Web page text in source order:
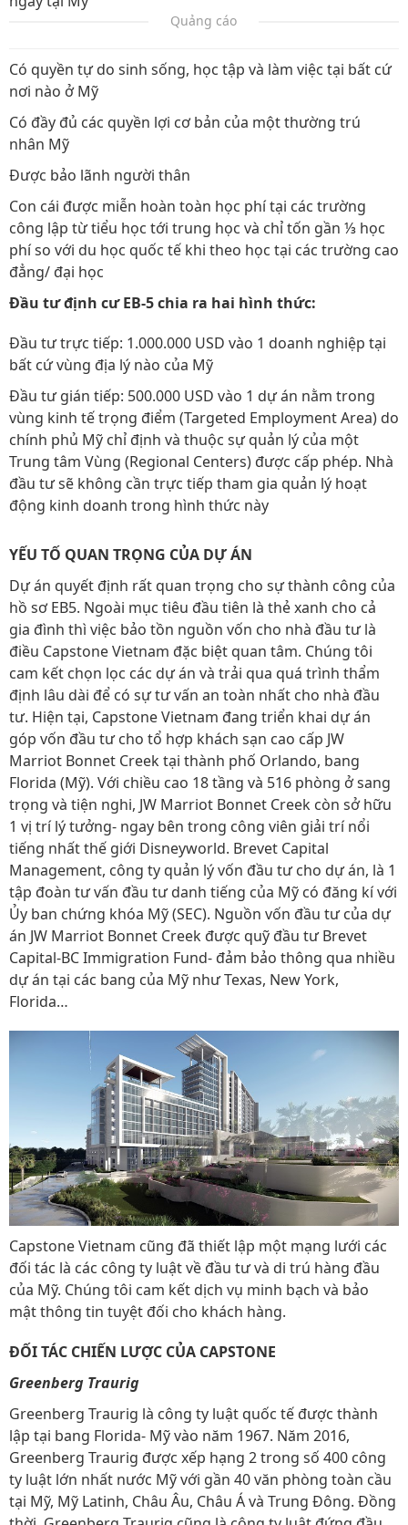
Quảng cáo
Có quyền tự do sinh sống, học tập và làm việc tại bất cứ
nơi nào ở Mỹ
Có đầy đủ các quyền lợi cơ bản của một thường trú
nhân Mỹ
Được bảo lãnh người thân
Con cái được miễn hoàn toàn học phí tại các trường
công lập từ tiểu học tới trung học và chỉ tốn gần ⅓ học
phí so với du học quốc tế khi theo học tại các trường cao
đẳng/ đại học
Đầu tư định cư EB-5 chia ra hai hình thức:
Đầu tư trực tiếp: 1.000.000 USD vào 1 doanh nghiệp tại
bất cứ vùng địa lý nào của Mỹ
Đầu tư gián tiếp: 500.000 USD vào 1 dự án nằm trong
vùng kinh tế trọng điểm (Targeted Employment Area) do
chính phủ Mỹ chỉ định và thuộc sự quản lý của một
Trung tâm Vùng (Regional Centers) được cấp phép. Nhà
đầu tư sẽ không cần trực tiếp tham gia quản lý hoạt
động kinh doanh trong hình thức này
YẾU TỐ QUAN TRỌNG CỦA DỰ ÁN
Dự án quyết định rất quan trọng cho sự thành công của
hồ sơ EB5. Ngoài mục tiêu đầu tiên là thẻ xanh cho cả
gia đình thì việc bảo tồn nguồn vốn cho nhà đầu tư là
điều Capstone Vietnam đặc biệt quan tâm. Chúng tôi
cam kết chọn lọc các dự án và trải qua quá trình thẩm
định lâu dài để có sự tư vấn an toàn nhất cho nhà đầu
tư. Hiện tại, Capstone Vietnam đang triển khai dự án
góp vốn đầu tư cho tổ hợp khách sạn cao cấp JW
Marriot Bonnet Creek tại thành phố Orlando, bang
Florida (Mỹ). Với chiều cao 18 tầng và 516 phòng ở sang
trọng và tiện nghi, JW Marriot Bonnet Creek còn sở hữu
1 vị trí lý tưởng- ngay bên trong công viên giải trí nổi
tiếng nhất thế giới Disneyworld. Brevet Capital
Management, công ty quản lý vốn đầu tư cho dự án, là 1
tập đoàn tư vấn đầu tư danh tiếng của Mỹ có đăng kí với
Ủy ban chứng khóa Mỹ (SEC). Nguồn vốn đầu tư của dự
án JW Marriot Bonnet Creek được quỹ đầu tư Brevet
Capital-BC Immigration Fund- đảm bảo thông qua nhiều
dự án tại các bang của Mỹ như Texas, New York,
Florida…
Capstone Vietnam cũng đã thiết lập một mạng lưới các
đối tác là các công ty luật về đầu tư và di trú hàng đầu
của Mỹ. Chúng tôi cam kết dịch vụ minh bạch và bảo
mật thông tin tuyệt đối cho khách hàng.
ĐỐI TÁC CHIẾN LƯỢC CỦA CAPSTONE
Greenberg Traurig
Greenberg Traurig là công ty luật quốc tế được thành
lập tại bang Florida- Mỹ vào năm 1967. Năm 2016,
Greenberg Traurig được xếp hạng 2 trong số 400 công
ty luật lớn nhất nước Mỹ với gần 40 văn phòng toàn cầu
tại Mỹ, Mỹ Latinh, Châu Âu, Châu Á và Trung Đông. Đồng